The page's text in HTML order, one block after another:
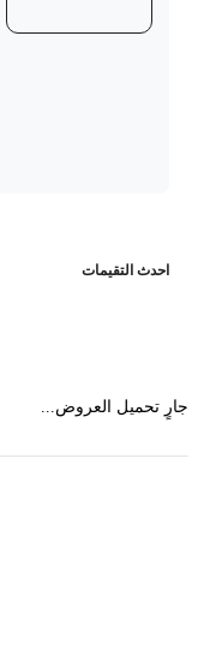
التقيمات
تحميل العروض...